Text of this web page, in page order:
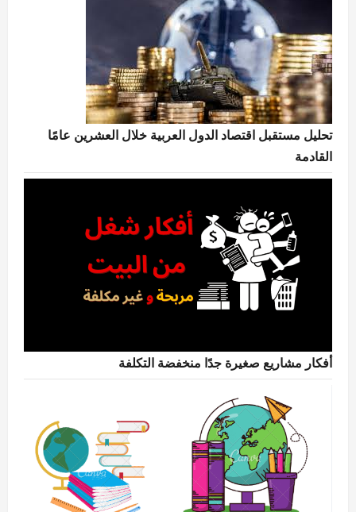
تحليل مستقبل اقتصاد الدول العربية خلال العشرين عامًا
القادمة
أفكار مشاريع صغيرة جدًا منخفضة التكلفة